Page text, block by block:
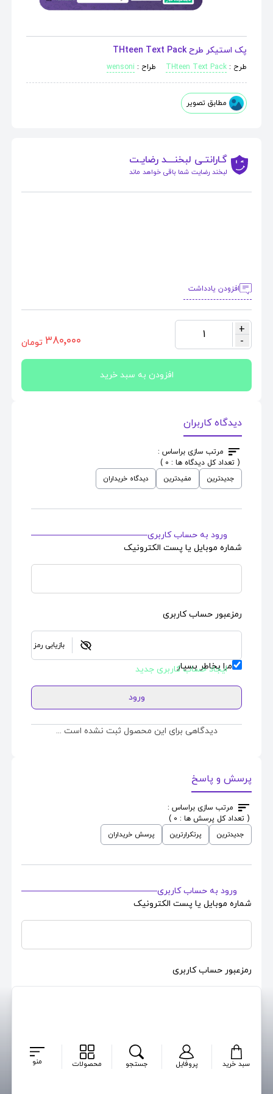
پک استیکر طرح THteen Text Pack
طرح : THteen Text Pack طراح : wensoni
مطابق تصویر
گـارانتـی لبخنــــد رضایـت
لبخند رضایت شما باقی خواهد ماند
افزودن یادداشت
+
-
1 ٣٨٠٬٠٠٠ تومان
افزودن به سبد خرید
دیدگاه کاربران
مرتب سازی براساس :
( تعداد کل دیدگاه ها : 0 )
جدیدترین
مفیدترین دیدگاه خریداران
ورود به حساب کاربری
شماره موبایل یا پست الکترونیک
رمزعبور حساب کاربری
بازیابی رمز
مرا بخاطر بسپار
ایجاد حساب کاربری جدید
ورود
دیدگاهی برای این محصول ثبت نشده است ...
پرسش و پاسخ
مرتب سازی براساس :
( تعداد کل پرسش ها : 0 )
جدیدترین
پرتکرارترین پرسش خریداران
ورود به حساب کاربری
شماره موبایل یا پست الکترونیک
رمزعبور حساب کاربری
ورود
پرسشی برای این محصول ثبت نشده است ...
منو محصولات جستجو پروفایل سبد خرید